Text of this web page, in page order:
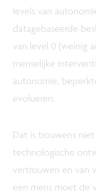
levels van
datagebaseerde
van level 0 (weinig
menselijke
autonomie,
evolueren.
Dat is trouwens
technologische
vertrouwen en van
een mens moet de